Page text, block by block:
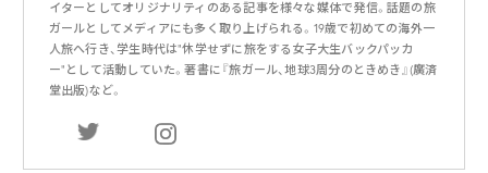
イターとしてオリジナリティのある記事を様々な媒体で発信。話題の旅
ガールとしてメディアにも多く取り上げられる。19歳で初めての海外一
人旅へ行き、学生時代は“休学せずに旅をする女子大生バックパッカ
ー“として活動していた。著書に『旅ガール、地球3周分のときめき』(廣済
堂出版)など。